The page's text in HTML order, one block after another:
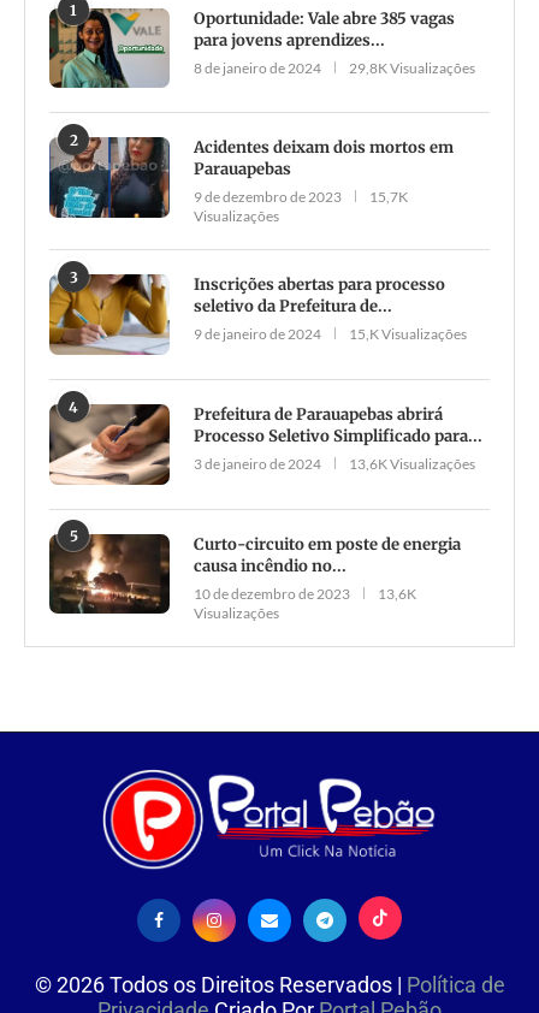
1
Oportunidade: Vale abre 385 vagas
para jovens aprendizes...
8 de janeiro de 2024 29,8K Visualizações
2
Acidentes deixam dois mortos em
Parauapebas
9 de dezembro de 2023
15,7K
Visualizações
3
Inscrições abertas para processo
seletivo da Prefeitura de...
9 de janeiro de 2024 15,K Visualizações
4
Prefeitura de Parauapebas abrirá
Processo Seletivo Simplificado para...
3 de janeiro de 2024 13,6K Visualizações
5
Curto-circuito em poste de energia
causa incêndio no...
10 de dezembro de 2023
13,6K
Visualizações
©2026Todos os Direitos Reservados | Política de